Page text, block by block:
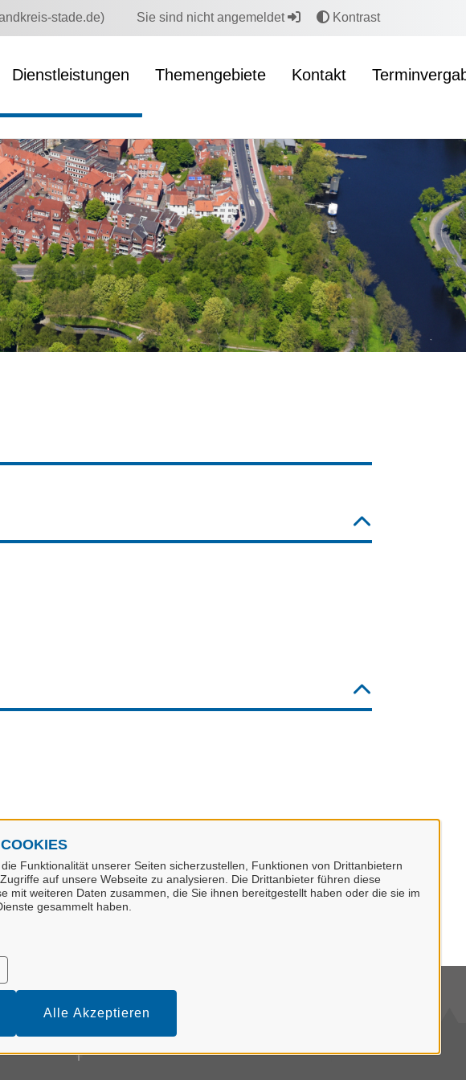
Funktionalität unserer Seiten sicherzustellen, Funktionen von Drittanbietern
auf unsere Webseite zu analysieren. Die Drittanbieter führen diese
mit weiteren Daten zusammen, die Sie ihnen bereitgestellt haben oder die sie im
gesammelt haben.
Alle Akzeptieren
stade.de) Sie sind nicht angemeldet Kontrast
Dienstleistungen Themengebiete Kontakt
Datenschutzerklärung